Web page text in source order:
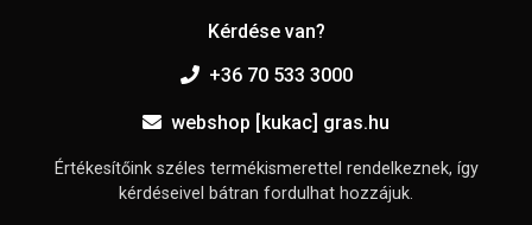
Kérdése van?
+36 70 533 3000
webshop [kukac] gras.hu
Értékesítőink széles termékismerettel rendelkeznek, így
kérdéseivel bátran fordulhat hozzájuk.